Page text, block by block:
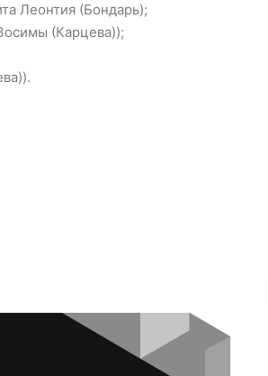
Леонтия (Бондарь);
(Карцева));